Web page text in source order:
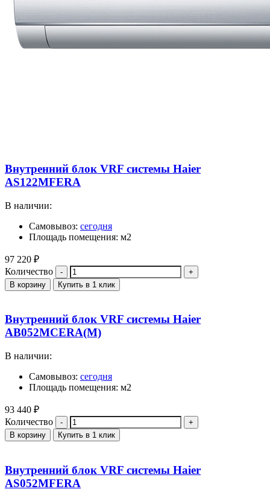
Внутренний блок VRF системы Haier
AS122MFERA
В наличии:
Самовывоз: сегодня
Площадь помещения: м2
97 220 ₽
Количество
В корзину Купить в 1 клик
Внутренний блок VRF системы Haier
AB052MCERA(M)
В наличии:
Самовывоз: сегодня
Площадь помещения: м2
93 440 ₽
Количество
В корзину Купить в 1 клик
Внутренний блок VRF системы Haier
AS052MFERA